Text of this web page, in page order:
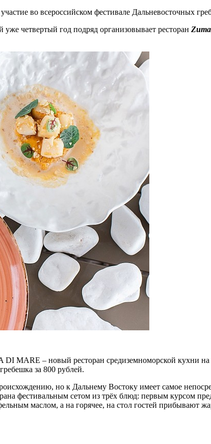
во всероссийском фестивале Дальневосточных
уже четвертый год подряд организовывает ресторан Zuma
MARE – новый ресторан средиземноморской кухни
за 800 рублей.
но к Дальнему Востоку имеет самое
фестивальным сетом из трёх блюд: первым курсом
маслом, а на горячее, на стол гостей прибывают